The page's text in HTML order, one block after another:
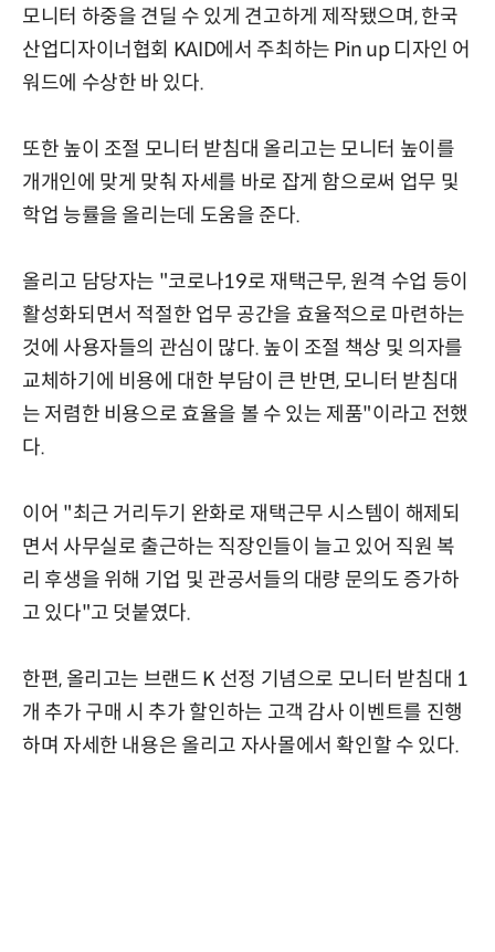
모니터 하중을 견딜 수 있게 견고하게 제작됐으며, 한국
산업디자이너협회 KAID에서 주최하는 Pin up 디자인 어
워드에 수상한 바 있다.
또한 높이 조절 모니터 받침대 올리고는 모니터 높이를
개개인에 맞게 맞춰 자세를 바로 잡게 함으로써 업무 및
학업 능률을 올리는데 도움을 준다.
올리고 담당자는 "코로나19로 재택근무, 원격 수업 등이
활성화되면서 적절한 업무 공간을 효율적으로 마련하는
것에 사용자들의 관심이 많다. 높이 조절 책상 및 의자를
교체하기에 비용에 대한 부담이 큰 반면, 모니터 받침대
는 저렴한 비용으로 효율을 볼 수 있는 제품"이라고 전했
다.
이어 "최근 거리두기 완화로 재택근무 시스템이 해제되
면서 사무실로 출근하는 직장인들이 늘고 있어 직원 복
리 후생을 위해 기업 및 관공서들의 대량 문의도 증가하
고 있다"고 덧붙였다.
한편, 올리고는 브랜드 K 선정 기념으로 모니터 받침대 1
개 추가 구매 시 추가 할인하는 고객 감사 이벤트를 진행
하며 자세한 내용은 올리고 자사몰에서 확인할 수 있다.